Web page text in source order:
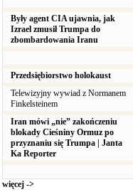
Były agent CIA ujawnia, jak
Izrael zmusił Trumpa do
zbombardowania Iranu
Przedsiębiorstwo holokaust
Telewizyjny wywiad z Normanem
Finkelsteinem
Iran mówi „nie” zakończeniu
blokady Cieśniny Ormuz po
przyznaniu się Trumpa | Janta
Ka Reporter
więcej ->